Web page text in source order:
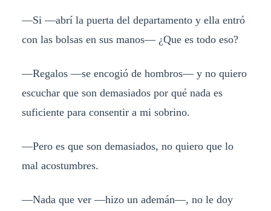
—Si —abrí la puerta del departamento y ella entró
con las bolsas en sus manos— ¿Que es todo eso?
—Regalos —se encogió de hombros— y no quiero
escuchar que son demasiados por qué nada es
suficiente para consentir a mi sobrino.
—Pero es que son demasiados, no quiero que lo
mal acostumbres.
—Nada que ver —hizo un ademán—, no le doy